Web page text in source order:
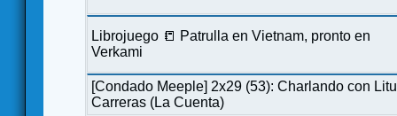
Librojuego 📒 Patrulla en Vietnam, pronto en
Verkami
[Condado Meeple] 2x29 (53): Charlando con
Carreras (La Cuenta)